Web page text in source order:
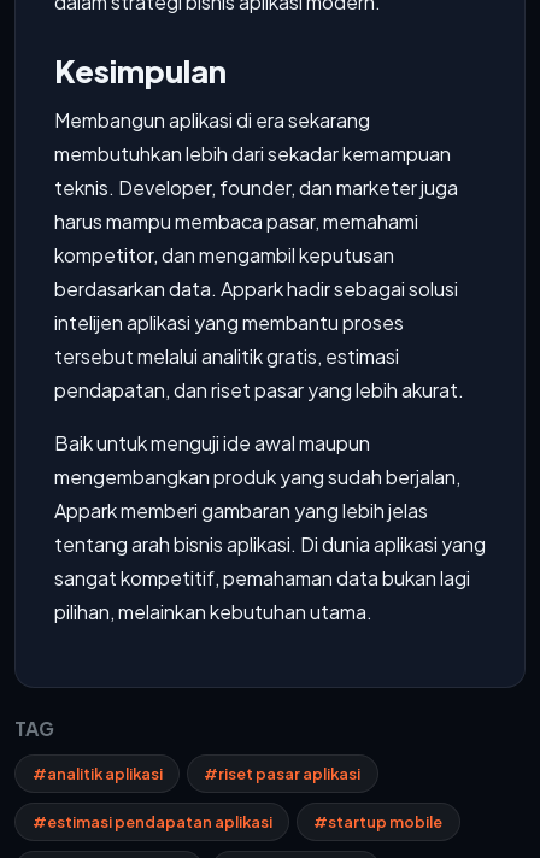
Kesimpulan
Membangun aplikasi di era sekarang
membutuhkan lebih dari sekadar kemampuan
teknis. Developer, founder, dan marketer juga
harus mampu membaca pasar, memahami
kompetitor, dan mengambil keputusan
berdasarkan data. Appark hadir sebagai solusi
intelijen aplikasi yang membantu proses
tersebut melalui analitik gratis, estimasi
pendapatan, dan riset pasar yang lebih akurat.
Baik untuk menguji ide awal maupun
mengembangkan produk yang sudah berjalan,
Appark memberi gambaran yang lebih jelas
tentang arah bisnis aplikasi. Di dunia aplikasi yang
sangat kompetitif, pemahaman data bukan lagi
pilihan, melainkan kebutuhan utama.
TAG
#analitik aplikasi #riset pasar aplikasi
#estimasi pendapatan aplikasi #startup mobile